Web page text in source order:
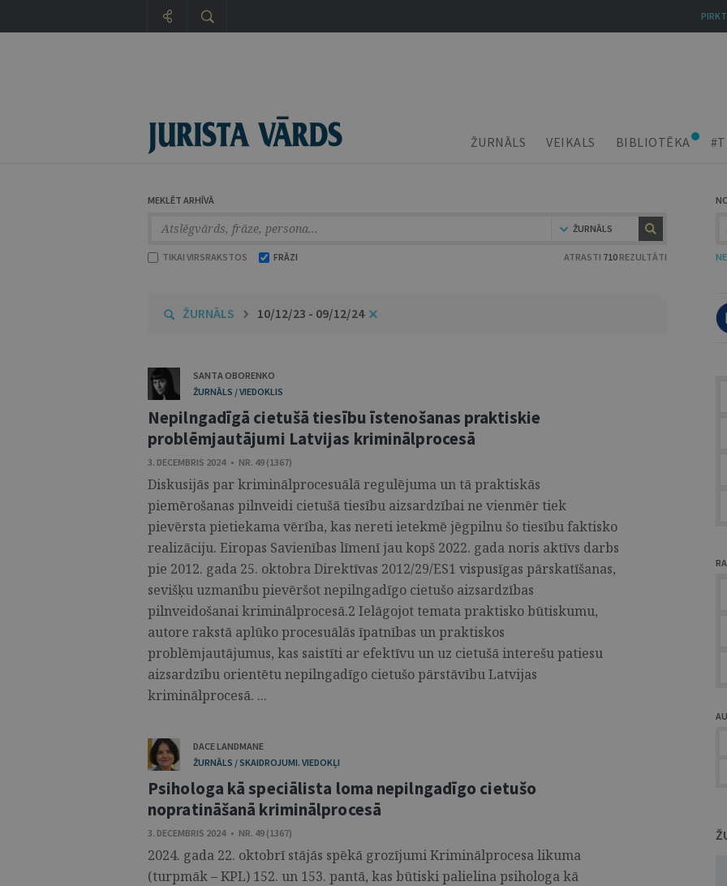
ŽURNĀLS VEIKALS BIBLIOTĒKA
MEKLĒT ARHĪVĀ
ŽURNĀLS
TIKAI VIRSRAKSTOS FRĀZI ATRASTI 710 REZULTĀTI
ŽURNĀLS 10/12/23 - 09/12/24
SANTA OBORENKO
ŽURNĀLS / VIEDOKLIS
Nepilngadīgā cietušā tiesību īstenošanas praktiskie
problēmjautājumi Latvijas kriminālprocesā
3. DECEMBRIS 2024 • NR. 49 (1367)
Diskusijās par kriminālprocesuālā regulējuma un tā praktiskās
piemērošanas pilnveidi cietušā tiesību aizsardzībai ne vienmēr tiek
pievērsta pietiekama vērība, kas nereti ietekmē jēgpilnu šo tiesību faktisko
realizāciju. Eiropas Savienības līmenī jau kopš 2022. gada noris aktīvs darbs
pie 2012. gada 25. oktobra Direktīvas 2012/29/ES1 vispusīgas pārskatīšanas,
sevišķu uzmanību pievēršot nepilngadīgo cietušo aizsardzības
pilnveidošanai kriminālprocesā.2 Ielāgojot temata praktisko būtiskumu,
autore rakstā aplūko procesuālās īpatnības un praktiskos
problēmjautājumus, kas saistīti ar efektīvu un uz cietušā interešu patiesu
aizsardzību orientētu nepilngadīgo cietušo pārstāvību Latvijas
kriminālprocesā. ...
DACE LANDMANE
ŽURNĀLS / SKAIDROJUMI. VIEDOKĻI
Psihologa kā speciālista loma nepilngadīgo cietušo
nopratināšanā kriminālprocesā
3. DECEMBRIS 2024 • NR. 49 (1367)
2024. gada 22. oktobrī stājās spēkā grozījumi Kriminālprocesa likuma
(turpmāk – KPL) 152. un 153. pantā, kas būtiski palielina psihologa kā
PIRKT